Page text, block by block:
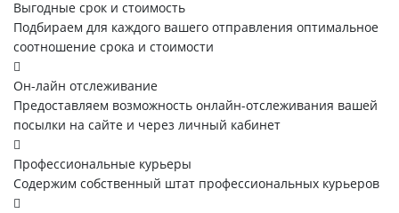
Выгодные срок и стоимость
Подбираем для каждого вашего отправления оптимальное
соотношение срока и стоимости
Он-лайн отслеживание
Предоставляем возможность онлайн-отслеживания вашей
посылки на сайте и через личный кабинет
Профессиональные курьеры
Содержим собственный штат профессиональных курьеров